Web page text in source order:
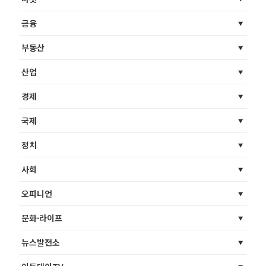
금융
부동산
산업
경제
국제
정치
사회
오피니언
문화·라이프
뉴스발전소